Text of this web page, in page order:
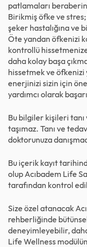
patlamaları
Birikmiş öfke ve
şeker hastalığına ve
Öte yandan öfkenizi
kontrollü
daha kolay başa
hissetmek ve öfkenizi
enerjinizi sizin için
yardımcı olarak
Bu bilgiler kişileri
taşımaz. Tanı ve
doktorunuza
Bu içerik kayıt
olup Acıbadem Life
tarafından kontrol
Size özel atanacak
rehberliğinde
deneyimleyebilir,
Life Wellness